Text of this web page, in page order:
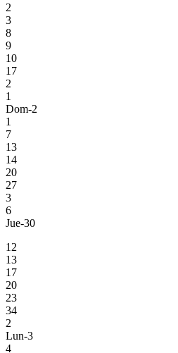
2
3
8
9
10
17
2
1
Dom-2
1
7
13
14
20
27
3
6
Jue-30
12
13
17
20
23
34
2
Lun-3
4